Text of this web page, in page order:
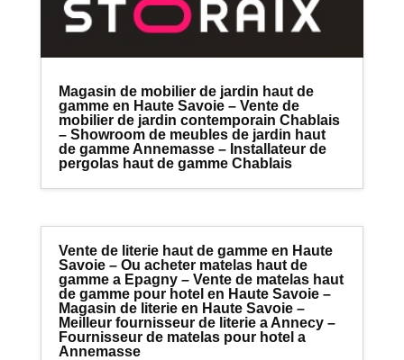
Magasin de mobilier de jardin haut de
gamme en Haute Savoie – Vente de
mobilier de jardin contemporain Chablais
– Showroom de meubles de jardin haut
de gamme Annemasse – Installateur de
pergolas haut de gamme Chablais
Vente de literie haut de gamme en Haute
Savoie – Ou acheter matelas haut de
gamme a Epagny – Vente de matelas haut
de gamme pour hotel en Haute Savoie –
Magasin de literie en Haute Savoie –
Meilleur fournisseur de literie a Annecy –
Fournisseur de matelas pour hotel a
Annemasse